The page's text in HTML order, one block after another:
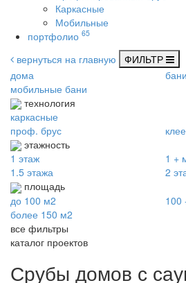
Каркасные
Мобильные
портфолио 65
вернуться на главную
ФИЛЬТР
дома
бани
мобильные бани
технология
каркасные
проф. брус
этажность
1 этаж
1 +
1.5 этажа
2
площадь
до 100 м2
100
более 150 м2
все фильтры
каталог проектов
Срубы домов с